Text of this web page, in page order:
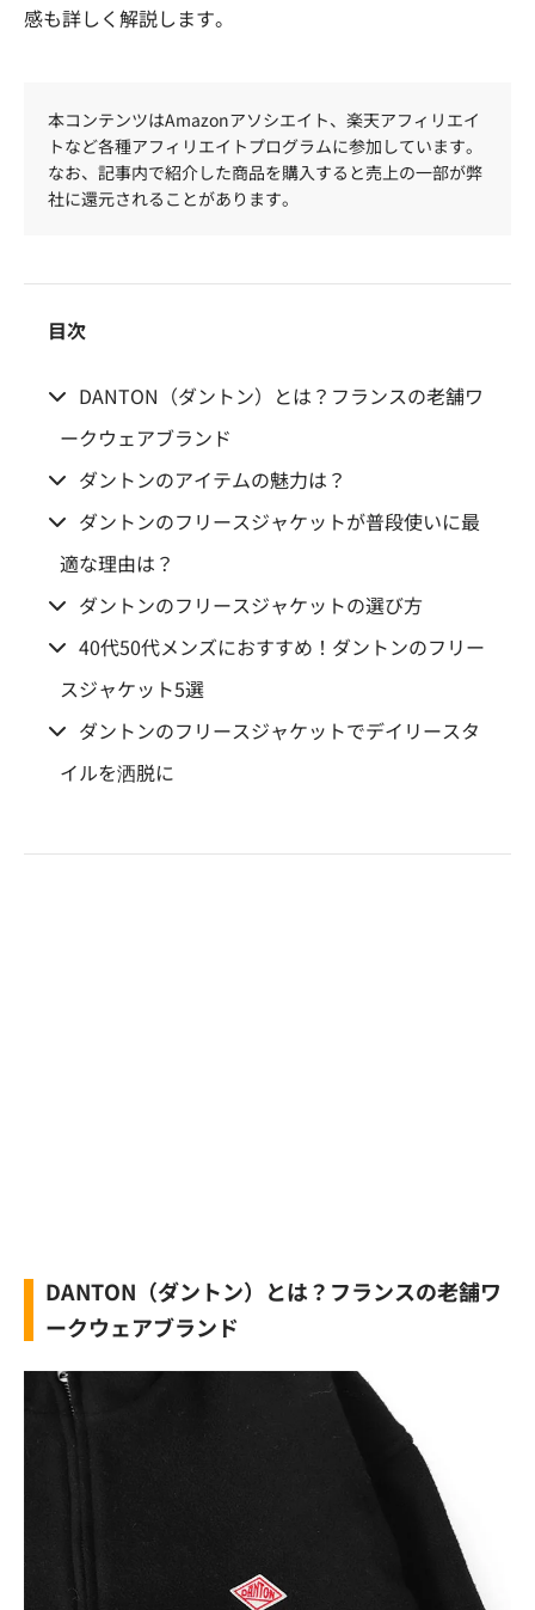
感も詳しく解説します。
本コンテンツはAmazonアソシエイト、楽天アフィリエイ
トなど各種アフィリエイトプログラムに参加しています。
なお、記事内で紹介した商品を購入すると売上の一部が弊
社に還元されることがあります。
目次
DANTON（ダントン）とは？フランスの老舗ワ
ークウェアブランド
ダントンのアイテムの魅力は？
ダントンのフリースジャケットが普段使いに最
適な理由は？
ダントンのフリースジャケットの選び方
40代50代メンズにおすすめ！ダントンのフリー
スジャケット5選
ダントンのフリースジャケットでデイリースタ
イルを洒脱に
DANTON（ダントン）とは？フランスの老舗ワ
ークウェアブランド